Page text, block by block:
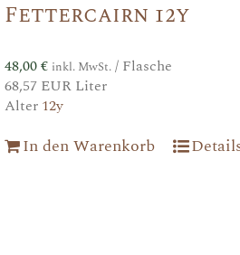
Fettercairn 12y
48,00€ inkl. MwSt./ Flasche
68,57 EUR Liter
Alter 12y
In den Warenkorb